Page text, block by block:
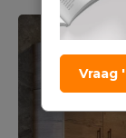
Vraag